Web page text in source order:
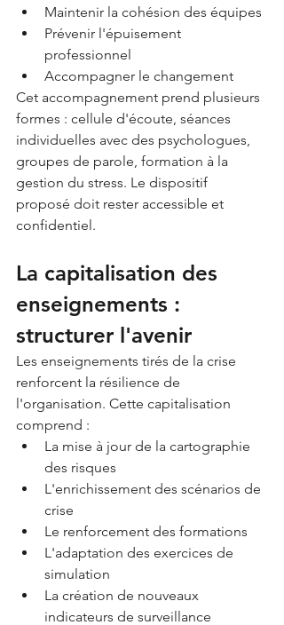
Maintenir la cohésion des équipes
Prévenir l'épuisement
professionnel
Accompagner le changement
Cet accompagnement prend plusieurs
formes : cellule d'écoute, séances
individuelles avec des psychologues,
groupes de parole, formation à la
gestion du stress. Le dispositif
proposé doit rester accessible et
confidentiel.
La capitalisation des
enseignements :
structurer l'avenir
Les enseignements tirés de la crise
renforcent la résilience de
l'organisation. Cette capitalisation
comprend :
La mise à jour de la cartographie
des risques
L'enrichissement des scénarios de
crise
Le renforcement des formations
L'adaptation des exercices de
simulation
La création de nouveaux
indicateurs de surveillance